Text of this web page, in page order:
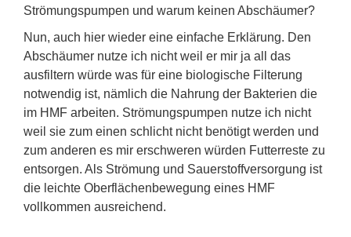
Strömungspumpen und warum keinen Abschäumer?
Nun, auch hier wieder eine einfache Erklärung. Den
Abschäumer nutze ich nicht weil er mir ja all das
ausfiltern würde was für eine biologische Filterung
notwendig ist, nämlich die Nahrung der Bakterien die
im HMF arbeiten. Strömungspumpen nutze ich nicht
weil sie zum einen schlicht nicht benötigt werden und
zum anderen es mir erschweren würden Futterreste zu
entsorgen. Als Strömung und Sauerstoffversorgung ist
die leichte Oberflächenbewegung eines HMF
vollkommen ausreichend.